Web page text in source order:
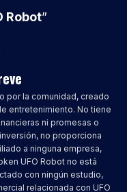
Robot”
por la comunidad, creado
entretenimiento. No tiene
ni promesas o
no proporciona
a ninguna empresa,
UFO Robot no está
con ningún estudio,
relacionada con UFO